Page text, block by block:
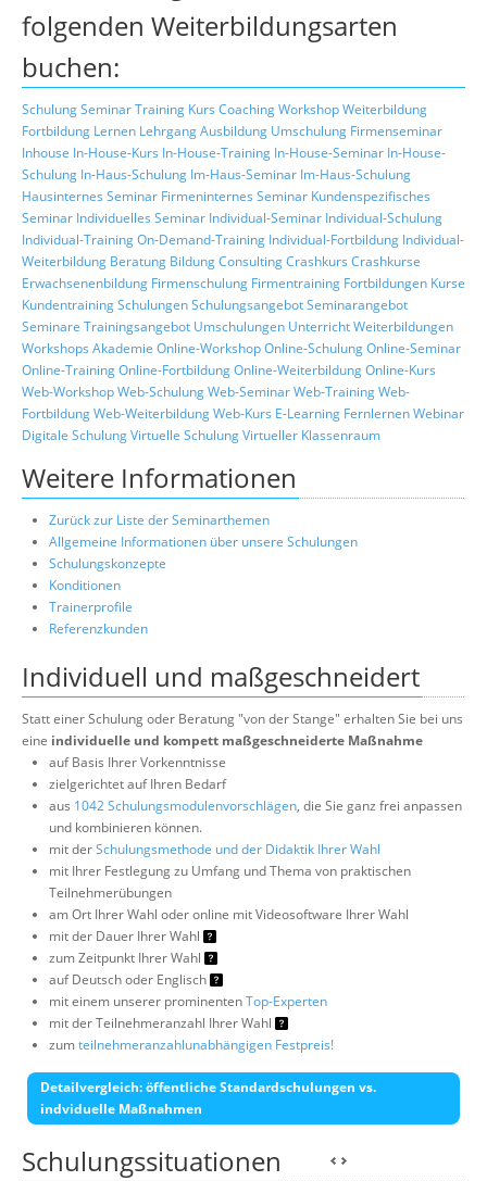
folgenden Weiterbildungsarten
buchen:
SchulungSeminarTraining Kurs CoachingWorkshopWeiterbildung
Fortbildung Lernen LehrgangAusbildung Umschulung Firmenseminar
Inhouse In-House-Kurs In-House-Training In-House-Seminar In-House-
Schulung In-Haus-Schulung Im-Haus-Seminar Im-Haus-Schulung
Hausinternes Seminar Firmeninternes Seminar Kundenspezifisches
Seminar Individuelles Seminar Individual-Seminar Individual-Schulung
Individual-TrainingOn-Demand-Training Individual-Fortbildung Individual-
Weiterbildung Beratung BildungConsultingCrashkurs Crashkurse
Erwachsenenbildung Firmenschulung Firmentraining Fortbildungen Kurse
KundentrainingSchulungenSchulungsangebotSeminarangebot
Seminare Trainingsangebot Umschulungen UnterrichtWeiterbildungen
Workshops Akademie Online-WorkshopOnline-SchulungOnline-Seminar
Online-TrainingOnline-FortbildungOnline-WeiterbildungOnline-Kurs
Web-WorkshopWeb-SchulungWeb-SeminarWeb-TrainingWeb-
FortbildungWeb-WeiterbildungWeb-Kurs E-Learning FernlernenWebinar
Digitale SchulungVirtuelle SchulungVirtueller Klassenraum
Weitere Informationen
Zurück zur Liste der Seminarthemen
Allgemeine Informationen über unsere Schulungen
Schulungskonzepte
Konditionen
Trainerprofile
Referenzkunden
Individuell und maßgeschneidert
Statt einer Schulung oder Beratung "von der Stange" erhalten Sie bei uns
eine individuelle und kompett maßgeschneiderte Maßnahme
auf Basis Ihrer Vorkenntnisse
zielgerichtet auf Ihren Bedarf
aus 1042 Schulungsmodulenvorschlägen, die Sie ganz frei anpassen
und kombinieren können.
mit derSchulungsmethode und der Didaktik Ihrer Wahl
mit Ihrer Festlegung zu Umfang und Thema von praktischen
Teilnehmerübungen
am Ort Ihrer Wahl oder online mit Videosoftware Ihrer Wahl
mit der Dauer Ihrer Wahl
zum Zeitpunkt Ihrer Wahl
auf Deutsch oder Englisch
mit einem unserer prominentenTop-Experten
mit der Teilnehmeranzahl Ihrer Wahl
zumteilnehmeranzahlunabhängigen Festpreis!
Detailvergleich: öffentliche Standardschulungen vs.
indviduelle Maßnahmen
Schulungssituationen